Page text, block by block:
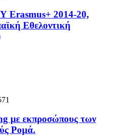
2014-20,
Εθελοντική
με εκπροσώπους των
Ρομά.